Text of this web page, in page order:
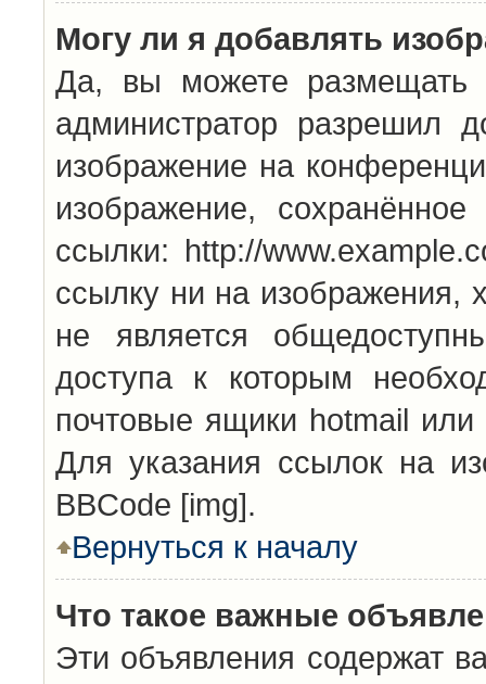
Могу ли я добавлять
Да, вы можете размещать
администратор разрешил
изображение на
изображение,
ссылки: http://
ссылку ни на
не является
доступа к которым
почтовые ящики hotmail
Для указания ссылок на
BBCode [img].
Вернуться к началу
Что такое важные
Эти объявления содержат